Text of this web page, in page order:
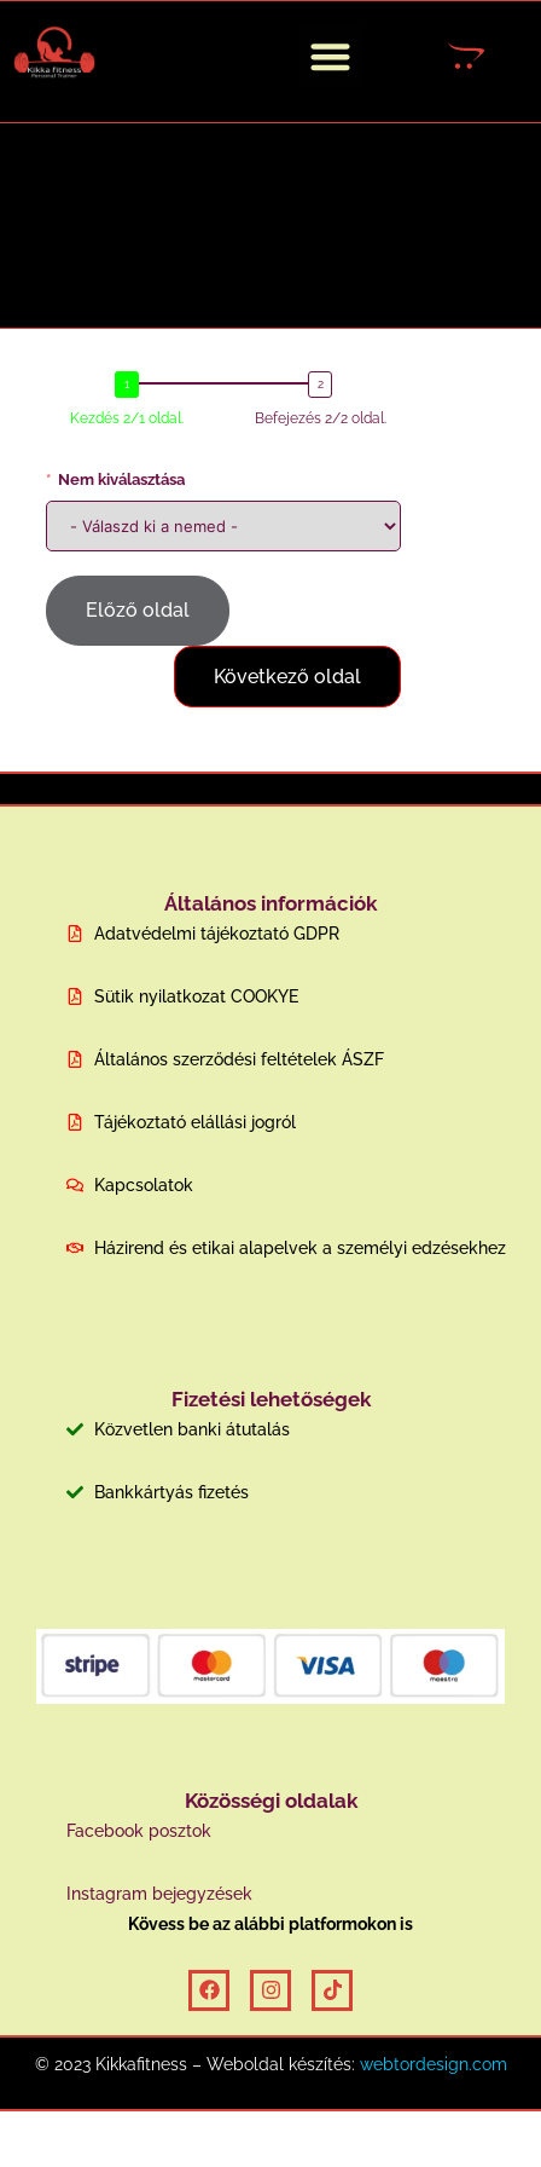
Kezdés 2/1 oldal. Befejezés 2/2 oldal.
Nem kiválasztása
Előző oldal
Következő oldal
Általános információk
Adatvédelmi tájékoztató GDPR
Sütik nyilatkozat COOKYE
Általános szerződési feltételek ÁSZF
Tájékoztató elállási jogról
Kapcsolatok
Házirend és etikai alapelvek a személyi edzésekhez
Fizetési lehetőségek
Közvetlen banki átutalás
Bankkártyás fizetés
Közösségi oldalak
Facebook posztok
Instagram bejegyzések
Kövess be az alábbi platformokon is
© 2023 Kikkafitness – Weboldal készítés: webtordesign.com